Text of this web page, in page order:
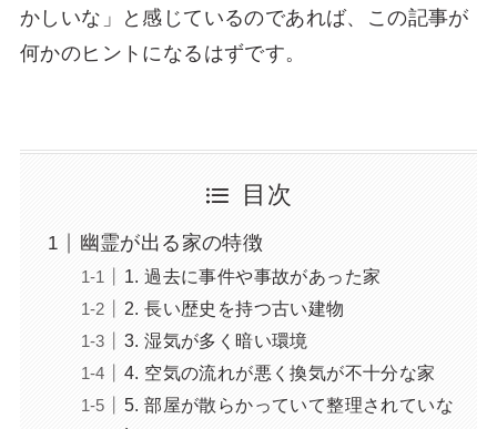
かしいな」と感じているのであれば、この記事が
何かのヒントになるはずです。
目次
幽霊が出る家の特徴
1. 過去に事件や事故があった家
2. 長い歴史を持つ古い建物
3. 湿気が多く暗い環境
4. 空気の流れが悪く換気が不十分な家
5. 部屋が散らかっていて整理されていな